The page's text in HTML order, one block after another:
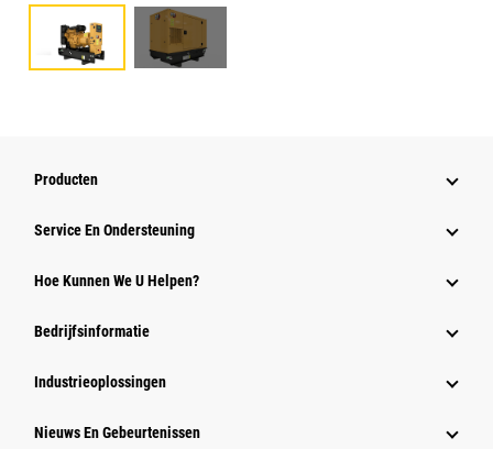
Producten
Service En Ondersteuning
Hoe Kunnen We U Helpen?
Bedrijfsinformatie
Industrieoplossingen
Nieuws En Gebeurtenissen